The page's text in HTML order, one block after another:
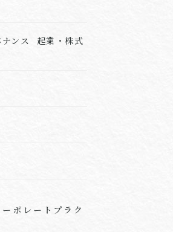
ンス 起業・株式
ポレートプラク